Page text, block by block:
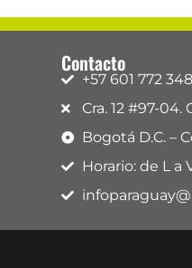
Contacto
+57 601 772
Cra. 12 #97-04.
Bogotá D.C. –
Horario: de L a